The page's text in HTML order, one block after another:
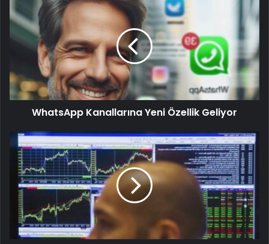
WhatsApp Kanallarına Yeni Özellik Geliyor